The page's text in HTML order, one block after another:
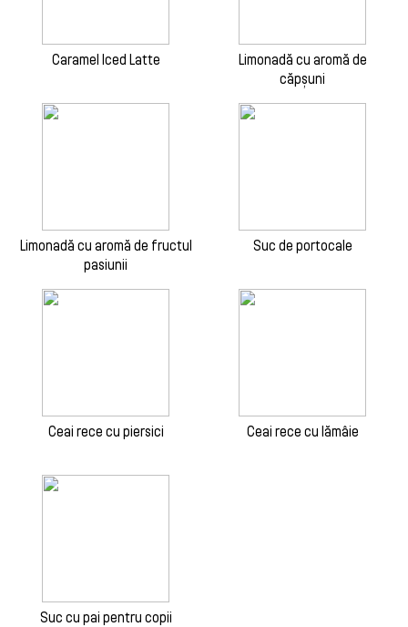
Caramel Iced Latte
Limonadă cu aromă de
căpșuni
Limonadă cu aromă de fructul
pasiunii
Suc de portocale
Ceai rece cu piersici Ceai rece cu lămâie
Suc cu pai pentru copii